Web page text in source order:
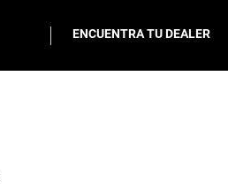
ENCUENTRA TU DEALER